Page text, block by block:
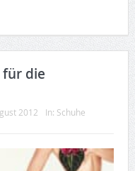
für die
2012 In: Schuhe